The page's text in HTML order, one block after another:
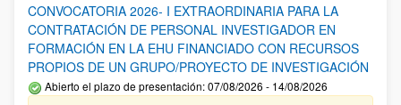
CONVOCATORIA 2026- I EXTRAORDINARIA PARA LA
CONTRATACIÓN DE PERSONAL INVESTIGADOR EN
FORMACIÓN EN LA EHU FINANCIADO CON RECURSOS
PROPIOS DE UN GRUPO/PROYECTO DE INVESTIGACIÓN
Abierto el plazo de presentación: 07/08/2026 - 14/08/2026